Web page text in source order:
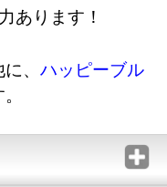
あります！
に、ハッピーブル